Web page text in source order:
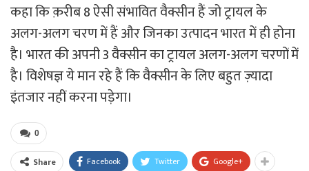
कहा कि क़रीब 8 ऐसी संभावित वैक्सीन हैं जो ट्रायल के
अलग-अलग चरण में हैं और जिनका उत्पादन भारत में ही होना
है। भारत की अपनी 3 वैक्सीन का ट्रायल अलग-अलग चरणों में
है। विशेषज्ञ ये मान रहे हैं कि वैक्सीन के लिए बहुत ज़्यादा
इंतजार नहीं करना पड़ेगा।
0
Share Facebook Twitter Google+